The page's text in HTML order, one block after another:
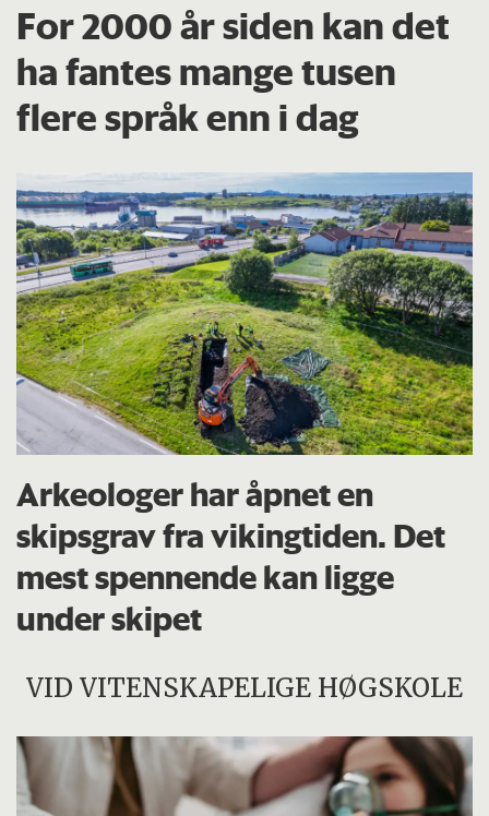
For 2000 år siden kan det
ha fantes mange tusen
flere språk enn i dag
Arkeologer har åpnet en
skipsgrav fra vikingtiden. Det
mest spennende kan ligge
under skipet
VID VITENSKAPELIGE HØGSKOLE